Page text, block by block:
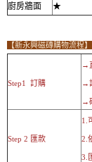
廚房牆面
★
【新永興磁磚購物流程】
Step1 訂購
→
→
→
Step 2 匯款
1.
2.
3.